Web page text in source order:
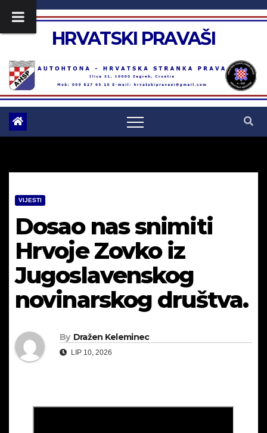
HRVATSKI PRAVAŠI
VIJESTI
Dosao nas snimiti
Hrvoje Zovko iz
Jugoslavenskog
novinarskog društva.
By Dražen Keleminec
LIP 10, 2026